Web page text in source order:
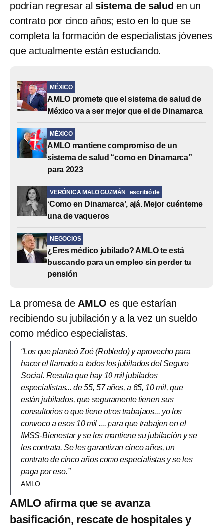
podrían regresar al sistema de saluden un
contrato por cinco años; esto en lo que se
completa la formación de especialistas jóvenes
que actualmente están estudiando.
MÉXICO
AMLO promete que el sistema de salud de
México va a ser mejor que el de Dinamarca
MÉXICO
AMLO mantiene compromiso de un
sistema de salud “como en Dinamarca”
para 2023
VERÓNICA MALO GUZMÁN escribió de
‘Como en Dinamarca’, ajá. Mejor cuénteme
una de vaqueros
NEGOCIOS
¿Eres médico jubilado? AMLO te está
buscando para un empleo sin perder tu
pensión
La promesa de AMLO es que estarían
recibiendo su jubilación y a la vez un sueldo
como médico especialistas.
“Los que planteó Zoé (Robledo) y aprovecho para
hacer el llamado a todos los jubilados del Seguro
Social. Resulta que hay 10 mil jubilados
especialistas... de 55, 57 años, a 65, 10 mil, que
están jubilados, que seguramente tienen sus
consultorios o que tiene otros trabajaos... yo los
convoco a esos 10 mil .... para que trabajen en el
IMSS-Bienestar y se les mantiene su jubilación y se
les contrata. Se les garantizan cinco años, un
contrato de cinco años como especialistas y se les
paga por eso.”
AMLO
AMLO afirma que se avanza
basificación, rescate de hospitales y